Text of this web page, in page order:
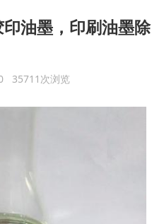
油墨，印刷油墨除
35711次浏览